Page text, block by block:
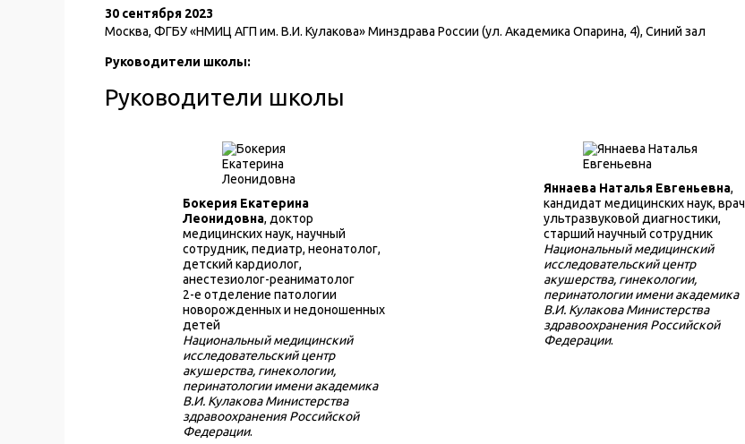
30 сентября 2023
Москва, ФГБУ «НМИЦ АГП им. В.И. Кулакова» Минздрава России (ул. Академика Опарина, 4), Синий зал
Руководители школы:
Руководители школы
Бокерия Екатерина
Леонидовна, доктор
медицинских наук, научный
сотрудник, педиатр, неонатолог,
детский кардиолог,
анестезиолог-реаниматолог
2-е отделение патологии
новорожденных и недоношенных
детей
Национальный медицинский
исследовательский центр
акушерства, гинекологии,
перинатологии имени академика
В.И. Кулакова Министерства
здравоохранения Российской
Федерации.
Яннаева Наталья Евгеньевна,
кандидат медицинских наук, врач
ультразвуковой диагностики,
старший научный сотрудник
Национальный медицинский
исследовательский центр
акушерства, гинекологии,
перинатологии имени академика
В.И. Кулакова Министерства
здравоохранения Российской
Федерации.